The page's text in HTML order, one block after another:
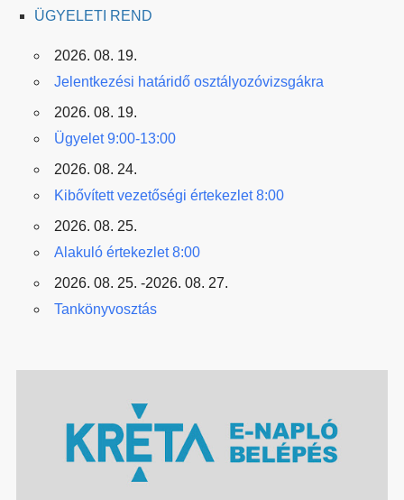
ÜGYELETI REND
2026. 08. 19.
Jelentkezési határidő osztályozóvizsgákra
2026. 08. 19.
Ügyelet 9:00-13:00
2026. 08. 24.
Kibővített vezetőségi értekezlet 8:00
2026. 08. 25.
Alakuló értekezlet 8:00
2026. 08. 25. -2026. 08. 27.
Tankönyvosztás